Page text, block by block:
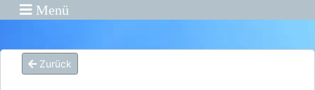
Menü
Zurück